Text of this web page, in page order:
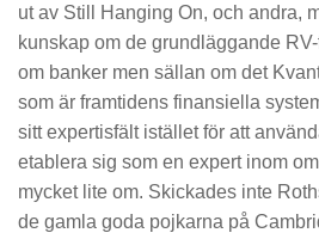
ut av Still Hanging On, och andra,
kunskap om de grundläggande
om banker men sällan om det
som är framtidens finansiella
sitt expertisfält istället för att
etablera sig som en expert inom
mycket lite om. Skickades inte
de gamla goda pojkarna på